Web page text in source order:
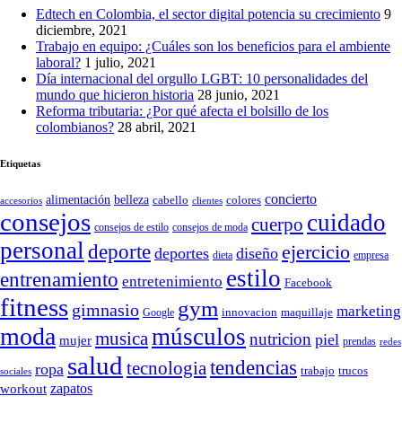
Edtech en Colombia, el sector digital potencia su crecimiento 9
diciembre, 2021
Trabajo en equipo: ¿Cuáles son los beneficios para el ambiente
laboral? 1 julio, 2021
Día internacional del orgullo LGBT: 10 personalidades del
mundo que hicieron historia 28 junio, 2021
Reforma tributaria: ¿Por qué afecta el bolsillo de los
colombianos? 28 abril, 2021
Etiquetas
accesorios alimentación belleza cabello clientes colores concierto
consejos consejos de estilo consejos de moda cuerpo cuidado
personaldeporte deportes dieta diseño ejercicio empresa
entrenamiento entretenimiento estilo Facebook
fitness gimnasio Google gym innovacion maquillaje marketing
moda mujer musicamúsculos nutricion piel prendas redes
sociales ropa salud tecnologiatendencias trabajo trucos
workout zapatos